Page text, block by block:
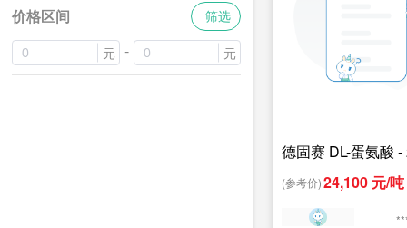
价格区间 筛选
元 - 元
德固赛 DL-蛋氨酸 -
袋饲料级 德固赛
酸 - 25 KG/袋饲料
津港自提19.8
(参考价)24,100 元/吨